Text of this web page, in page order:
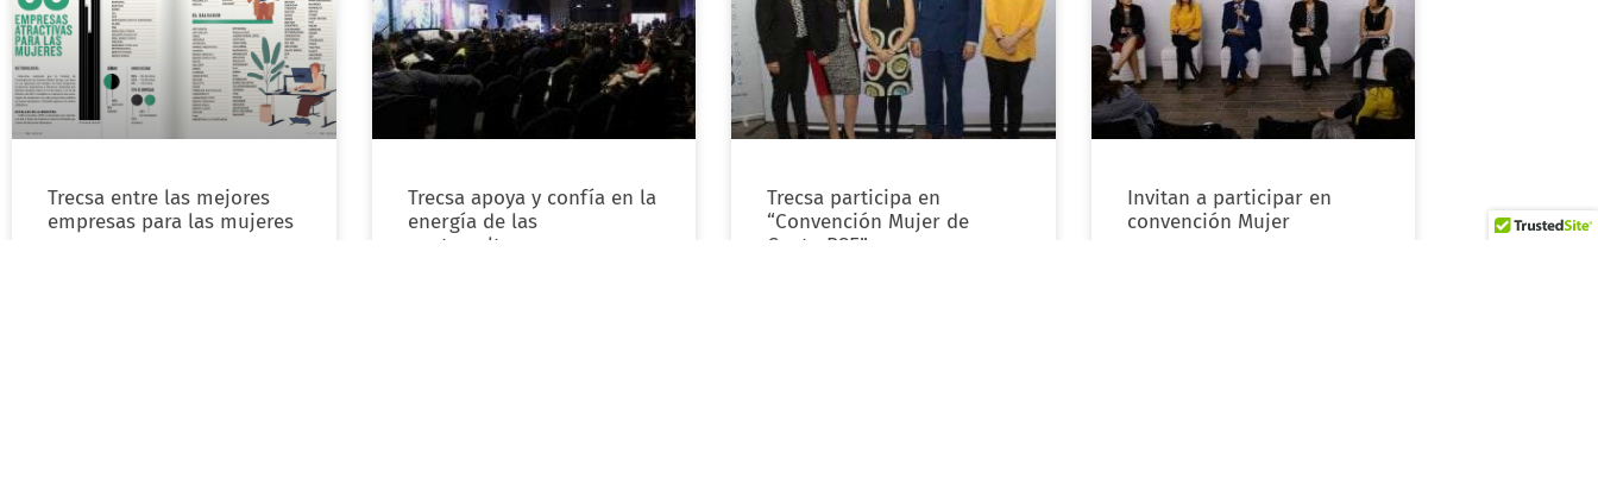
Trecsa entre las mejores
empresas para las mujeres
Trecsa apoya y confía en la
energía de las
guatemaltecas
Trecsa participa en
“Convención Mujer de
CentraRSE”
Invitan a participar en
convención Mujer